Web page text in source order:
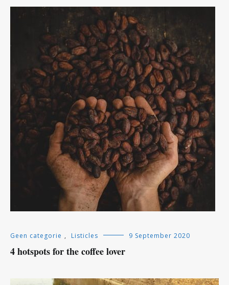
Geen categorie , Listicles 9 September 2020
4 hotspots for the coffee lover